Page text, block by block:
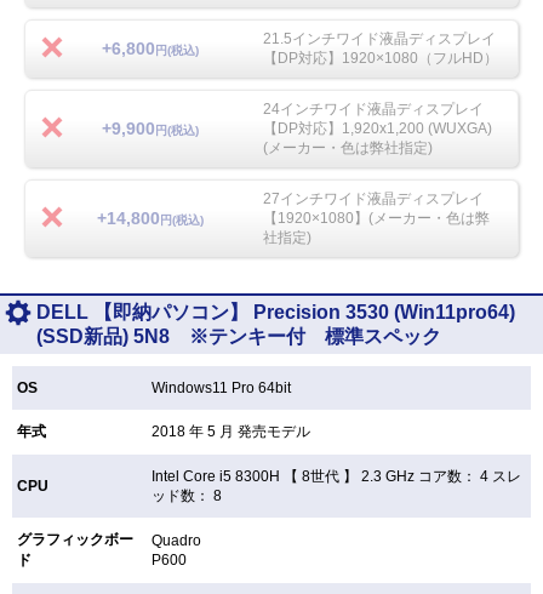
+6,800 円(税込)
21.5インチワイド液晶ディスプレイ
【DP対応】1920×1080（フルHD）
+9,900 円(税込)
24インチワイド液晶ディスプレイ
【DP対応】1,920x1,200 (WUXGA)
(メーカー・色は弊社指定)
+14,800 円(税込)
27インチワイド液晶ディスプレイ
【1920×1080】(メーカー・色は弊
社指定)
DELL 【即納パソコン】 Precision 3530 (Win11pro64)
(SSD新品) 5N8 ※テンキー付 標準スペック
OS Windows11 Pro 64bit
年式 2018 年 5 月 発売モデル
CPU
Intel Core i5 8300H 【8世代 】 2.3 GHz コア数： 4 スレ
ッド数： 8
グラフィックボー
ド
Quadro
P600